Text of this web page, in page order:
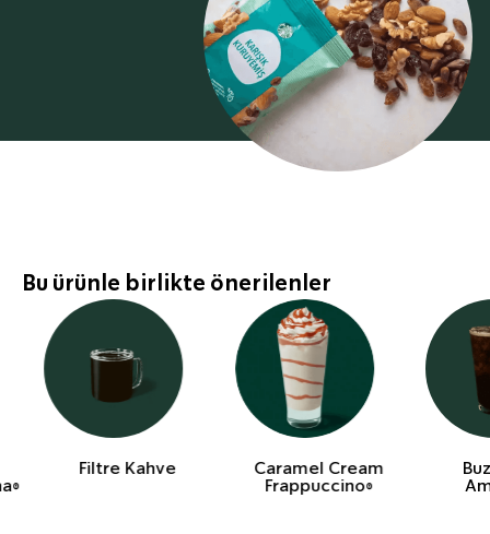
Bu ürünle birlikte önerilenler
Filtre Kahve Caramel Cream
Frappuccino®